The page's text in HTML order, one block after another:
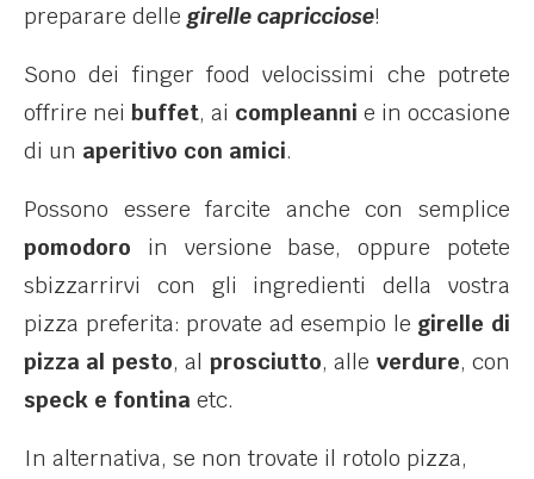
preparare delle girelle capricciose!
Sono dei finger food velocissimi che potrete
offrire nei buffet, ai compleanni e in occasione
di un aperitivo con amici.
Possono essere farcite anche con semplice
pomodoro in versione base, oppure potete
sbizzarrirvi con gli ingredienti della vostra
pizza preferita: provate ad esempio le girelle di
pizza al pesto, al prosciutto, alle verdure, con
speck e fontina etc.
In alternativa, se non trovate il rotolo pizza,